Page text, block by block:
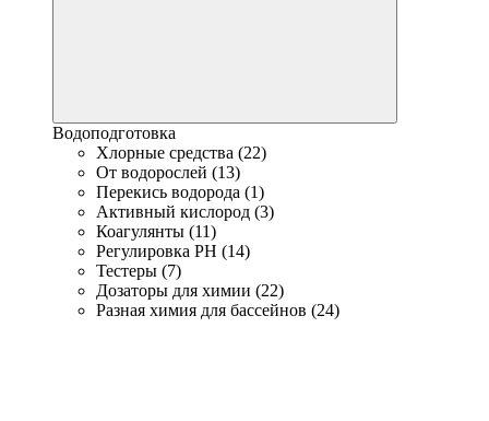
Водоподготовка
Хлорные средства (22)
От водорослей (13)
Перекись водорода (1)
Активный кислород (3)
Коагулянты (11)
Регулировка PH (14)
Тестеры (7)
Дозаторы для химии (22)
Разная химия для бассейнов (24)